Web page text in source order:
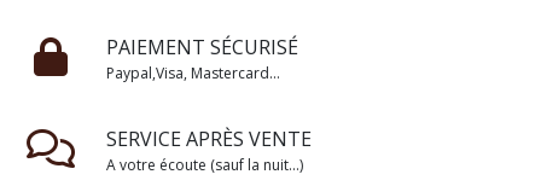
PAIEMENT SÉCURISÉ
Paypal,Visa, Mastercard...
SERVICE APRÈS VENTE
A votre écoute (sauf la nuit...)